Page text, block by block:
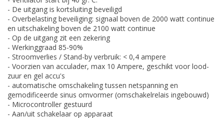
- De uitgang is kortsluiting beveiligd
- Overbelasting beveiliging: signaal boven de 2000 watt continue
en uitschakeling boven de 2100 watt continue
- Op de uitgang zit een zekering
- Werkinggraad 85-90%
- Stroomverlies / Stand-by verbruik: < 0,4 ampere
- Voorzien van acculader, max 10 Ampere, geschikt voor lood-
zuur en gel accu's
- automatische omschakeling tussen netspanning en
gemodificeerde sinus omvormer (omschakelrelais ingebouwd)
- Microcontroller gestuurd
- Aan/uit schakelaar op apparaat